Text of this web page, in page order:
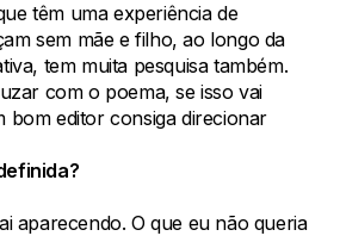
têm uma experiência de
sem mãe e filho, ao longo da
tem muita pesquisa também.
com o poema, se isso vai
bom editor consiga direcionar
aparecendo. O que eu não queria